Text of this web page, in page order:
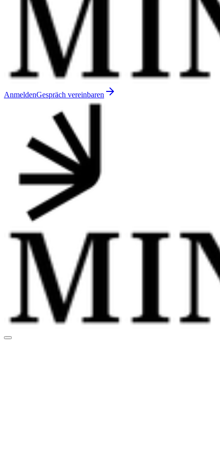
AnmeldenGespräch vereinbaren